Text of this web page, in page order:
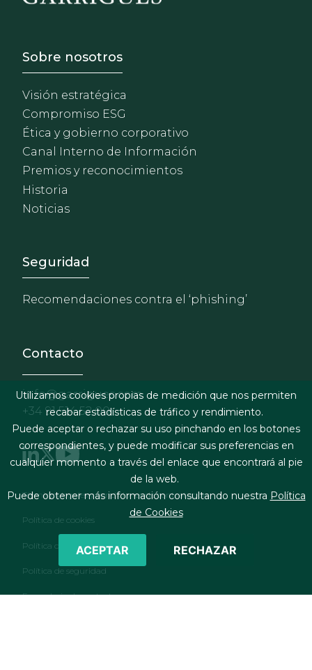
Footer - Sobre Nosotros
Sobre nosotros
Visión estratégica
Compromiso ESG
Ética y gobierno corporativo
Canal Interno de Información
Premios y reconocimientos
Historia
Noticias
Footer - Extranet y
Seguridad
Recomendaciones contra el ‘phishing’
Contacto
info@garrigues.com
+34 91 514 52 00
Footer menu
Términos legales y condiciones de contratación
Política de cookies
Política de privacidad
Política de seguridad
Formulario de contacto
Utilizamos cookies propias de medición que nos permiten
recabar estadísticas de tráfico y rendimiento.
Puede aceptar o rechazar su uso pinchando en los botones
correspondientes, y puede modificar sus preferencias en
cualquier momento a través del enlace que encontrará al pie
de la web.
Puede obtener más información consultando nuestra Política
de Cookies
ACEPTAR RECHAZAR